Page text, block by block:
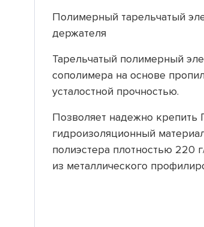
Полимерный тарельчатый
держателя
Тарельчатый полимерный
сополимера на основе
усталостной прочностью.
Позволяет надежно
гидроизоляционный
полиэстера плотностью 220
из металлического